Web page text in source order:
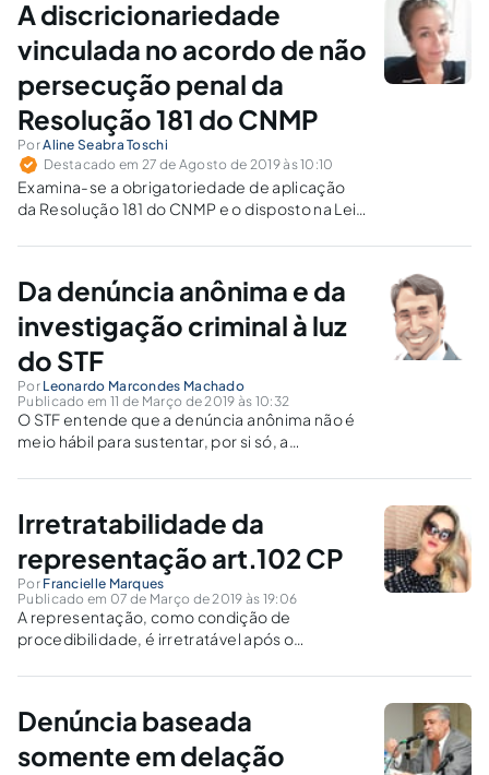
A discricionariedade
vinculada no acordo de não
persecução penal da
Resolução 181 do CNMP
PorAline Seabra Toschi
Destacado em 27 de Agosto de 2019 às 10:10
Examina-se a obrigatoriedade de aplicação
da Resolução 181 do CNMP e o disposto na Lei
realização da proposta de não persecução
Da denúncia anônima e da
investigação criminal à luz
do STF
Por Leonardo Marcondes Machado
Publicado em 11 de Março de 2019 às 10:32
O STF entende que a denúncia anônima não é
meio hábil para sustentar, por si só, a
Irretratabilidade da
representação art.102 CP
Por Francielle Marques
Publicado em 07 de Março de 2019 às 19:06
A representação, como condição de
procedibilidade, é irretratável após o
Denúncia baseada
somente em delação